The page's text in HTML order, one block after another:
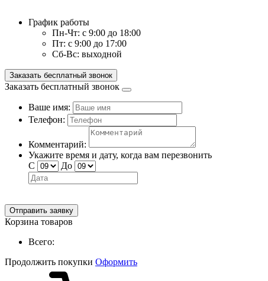
График работы
Пн-Чт: с 9:00 до 18:00
Пт: с 9:00 до 17:00
Сб-Вс: выходной
Заказать бесплатный звонок
Заказать бесплатный звонок
Ваше имя:
Телефон:
Комментарий:
Укажите время и дату, когда вам перезвонить
С
До
Отправить заявку
Корзина товаров
Всего:
Продолжить покупки Оформить